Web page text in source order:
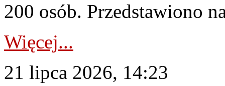
200 osób. Przedstawiono
Więcej...
21 lipca 2026, 14:23